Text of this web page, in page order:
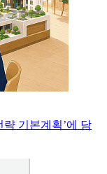
기본계획’에 담